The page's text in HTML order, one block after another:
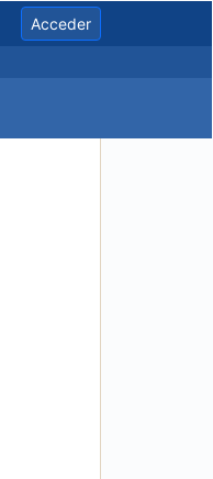
Acceder